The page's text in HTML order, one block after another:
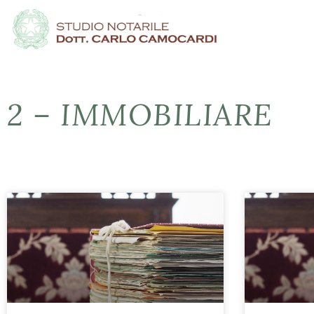
2 – IMMOBILIARE